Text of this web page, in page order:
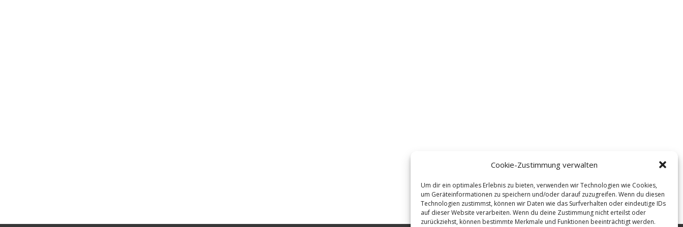
Cookie-Zustimmung verwalten
Um dir ein optimales Erlebnis zu bieten, verwenden wir Technologien wie Cookies,
um Geräteinformationen zu speichern und/oder darauf zuzugreifen. Wenn du diesen
Technologien zustimmst, können wir Daten wie das Surfverhalten oder eindeutige IDs
auf dieser Website verarbeiten. Wenn du deine Zustimmung nicht erteilst oder
zurückziehst, können bestimmte Merkmale und Funktionen beeinträchtigt werden.